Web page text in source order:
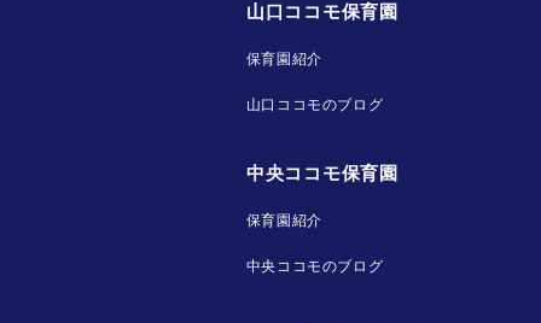
山口ココモ保育園
保育園紹介
山口ココモのブログ
中央ココモ保育園
保育園紹介
中央ココモのブログ